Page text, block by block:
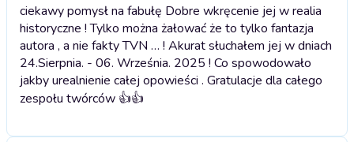
ciekawy pomysł na fabułę Dobre wkręcenie jej w realia
historyczne ! Tylko można żałować że to tylko fantazja
autora , a nie fakty TVN … ! Akurat słuchałem jej w dniach
24.Sierpnia. - 06. Września. 2025 ! Co spowodowało
jakby urealnienie całej opowieści . Gratulacje dla całego
zespołu twórców 👍👍